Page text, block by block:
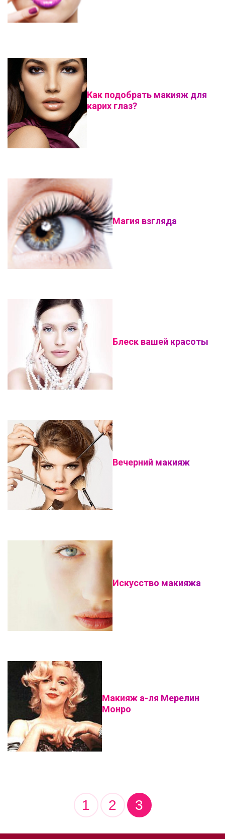
Как подобрать макияж для
карих глаз?
Магия взгляда
Блеск вашей красоты
Вечерний макияж
Искусство макияжа
Макияж а-ля Мерелин
Монро
1 2 3